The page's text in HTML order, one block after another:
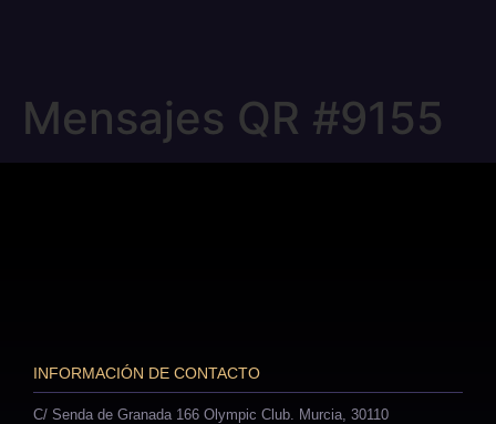
Mensajes QR #9155
INFORMACIÓN DE CONTACTO
C/ Senda de Granada 166 Olympic Club. Murcia, 30110